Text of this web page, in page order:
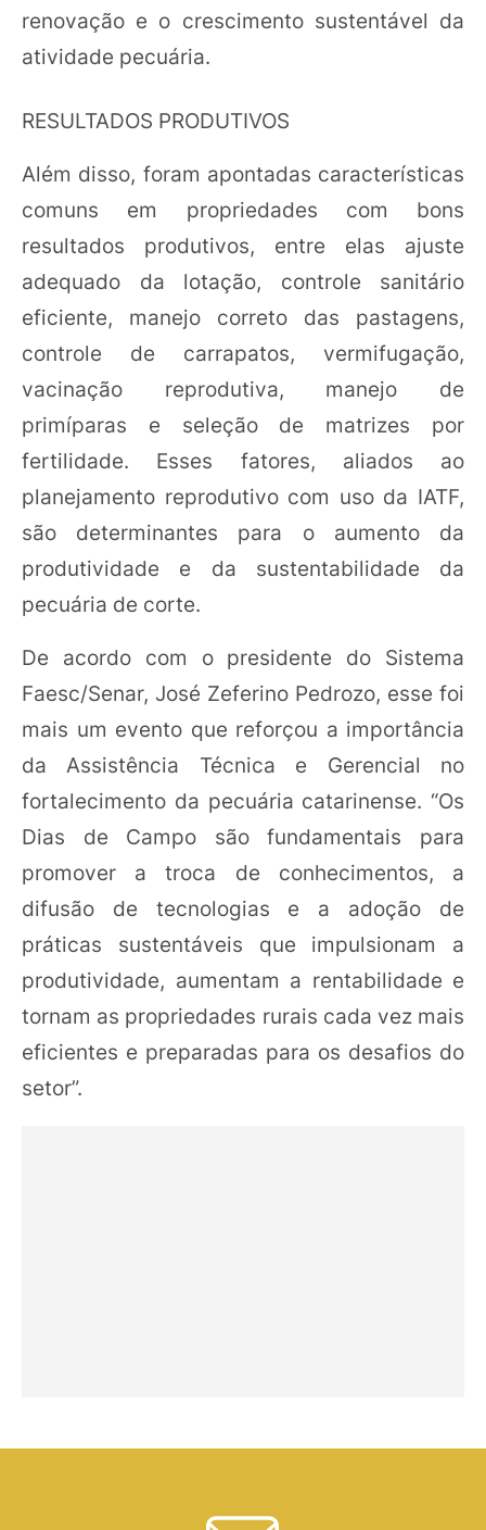
renovação e o crescimento sustentável da
atividade pecuária.
RESULTADOS PRODUTIVOS
Além disso, foram apontadas características
comuns em propriedades com bons
resultados produtivos, entre elas ajuste
adequado da lotação, controle sanitário
eficiente, manejo correto das pastagens,
controle de carrapatos, vermifugação,
vacinação reprodutiva, manejo de
primíparas e seleção de matrizes por
fertilidade. Esses fatores, aliados ao
planejamento reprodutivo com uso da IATF,
são determinantes para o aumento da
produtividade e da sustentabilidade da
pecuária de corte.
De acordo com o presidente do Sistema
Faesc/Senar, José Zeferino Pedrozo, esse foi
mais um evento que reforçou a importância
da Assistência Técnica e Gerencial no
fortalecimento da pecuária catarinense. “Os
Dias de Campo são fundamentais para
promover a troca de conhecimentos, a
difusão de tecnologias e a adoção de
práticas sustentáveis que impulsionam a
produtividade, aumentam a rentabilidade e
tornam as propriedades rurais cada vez mais
eficientes e preparadas para os desafios do
setor”.